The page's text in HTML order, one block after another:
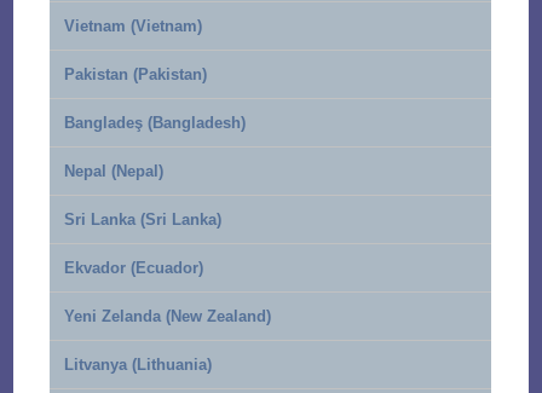
Vietnam (Vietnam)
Pakistan (Pakistan)
Bangladeş (Bangladesh)
Nepal (Nepal)
Sri Lanka (Sri Lanka)
Ekvador (Ecuador)
Yeni Zelanda (New Zealand)
Litvanya (Lithuania)